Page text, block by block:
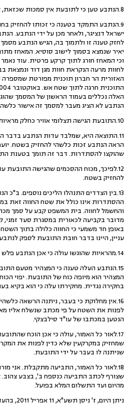
8.הנתבע טען כי לתובעת אין סמכות שכזאת, אולם הוא לא הציג ראיה כלשהי התומכת בטענה זו.
יאיר שנמצא בסמוך לישוב סוסיא. המאחז
האלה נכללים בעמוד הראשון של המסמך
הנתבע לא הציג מעבר למסמך זה אישור
10.התובעת הגישה תצלומי אוויר כחלק מראיותיה מהם עולה כי שטח החווה נכלל בתוך שטח ההקצאה שניתן לתובעת על פי ההסכם בינה לבין ההסתדרות.
11.התוצאה היא, שמלבד עדות הנתבע
הראה הנתבע זכות כלשהי להחזיק בשטח.
שהוקצו להסתדרות. דבר זה תומך בטענת
12.לפיכך, מכוח ההסכמים שהגישה
להחזיק בשטח.
13.בין הצדדים התנהלו הליכים נוספים.
מדובר בקביעה לכאורית במסגרת סעד זמני,
באופן חד משמעי כי החווה כלולה בתוך
עניין, היינו בדבר חובת התובעת לספק
14.מהראיות שהוגשו עולה כי אכן הנתבע פלש לשטחים נוספים, הוא הקים בנוסף לשטח שהוחזק בעבר סככות למרעה ועשה שימוש בשטח לצרכים אלה.
15.הנתבע העלה טענה כי המצהיר מטעם
המצהיר הוא מיופה כוח של התובעת. יפוי
בחקירה נגדית. מחקירתו עלה כי הוא בקיא
לפנות את השטח על פי מכתב שנשלח אליו
הנטען במכתבו של עו"ד סילבצקי.
17.לאור כל האמור, עולה כי אכן הוכח
שמחזיק במקרקעין שלא כדין לפנות את
שניתנה לו בעבר על ידי התובעת.
מהיום ועד התשלום המלא בפועל.
ניתן היום, ז' ניסן תשע"א, 11 אפריל 2011, בהעדר הצדדים.